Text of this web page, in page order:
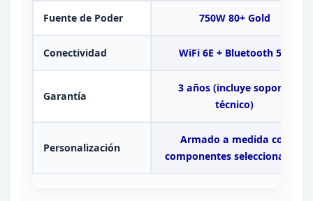
Fuente de Poder 750W 80+Gold
Conectividad WiFi 6E + Bluetooth 5.3
Garantía
3 años (incluye soporte
técnico)
Personalización
Armado a medida con
componentes seleccionables